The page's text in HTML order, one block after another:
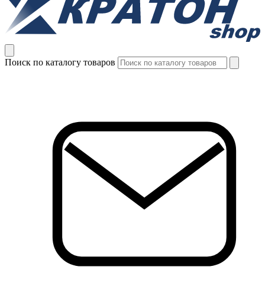
Поиск по каталогу товаров